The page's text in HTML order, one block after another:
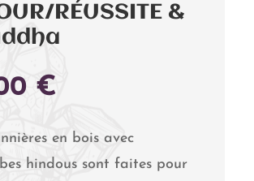
RÉUSSITE &
€
en bois avec
hindous sont faites pour